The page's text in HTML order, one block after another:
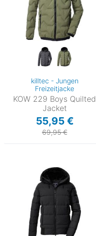
killtec - Jungen
Freizeitjacke
KOW 229 Boys Quilted
Jacket
55,95 €
69,95 €